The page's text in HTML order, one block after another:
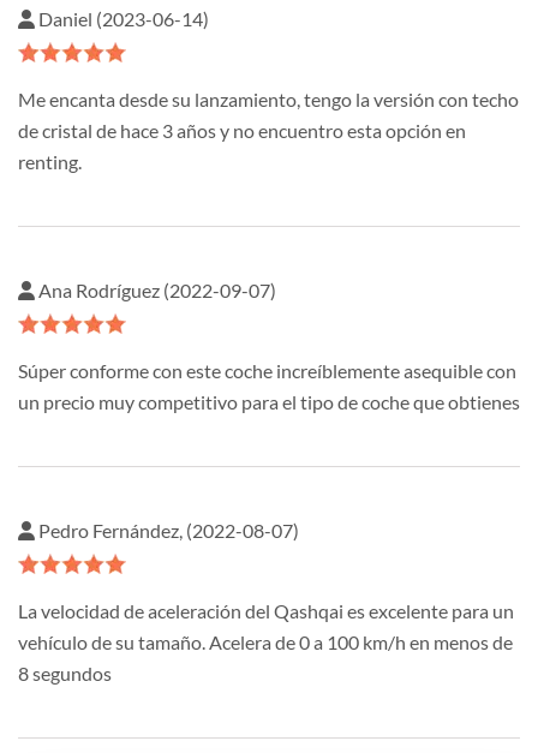
Daniel (2023-06-14)
Me encanta desde su lanzamiento, tengo la versión con techo
de cristal de hace 3 años y no encuentro esta opción en
renting.
Ana Rodríguez (2022-09-07)
Súper conforme con este coche increíblemente asequible con
un precio muy competitivo para el tipo de coche que obtienes
Pedro Fernández, (2022-08-07)
La velocidad de aceleración del Qashqai es excelente para un
vehículo de su tamaño. Acelera de 0 a 100 km/h en menos de
8 segundos